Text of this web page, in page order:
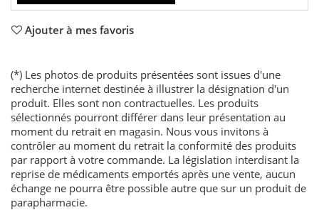
Ajouter à mes favoris
(*) Les photos de produits présentées sont issues d'une
recherche internet destinée à illustrer la désignation d'un
produit. Elles sont non contractuelles. Les produits
sélectionnés pourront différer dans leur présentation au
moment du retrait en magasin. Nous vous invitons à
contrôler au moment du retrait la conformité des produits
par rapport à votre commande. La législation interdisant la
reprise de médicaments emportés après une vente, aucun
échange ne pourra être possible autre que sur un produit de
parapharmacie.